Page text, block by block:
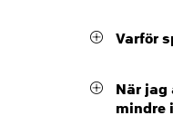
Varför
När jag
mindre